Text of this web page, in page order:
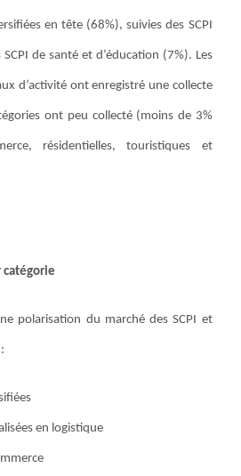
en tête (68%), suivies des SCPI
de santé et d’éducation (7%). Les
d’activité ont enregistré une collecte
ont peu collecté (moins de 3%
résidentielles, touristiques et
catégorie
polarisation du marché des SCPI et
en logistique